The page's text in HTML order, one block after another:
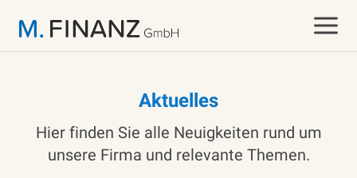
Aktuelles
Hier finden Sie alle Neuigkeiten rund um
unsere Firma und relevante Themen.